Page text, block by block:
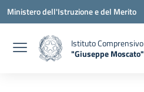
Vai ai contenuti
Vai al menu di navigazione
Vai al footer
Ministero dell'Istruzione e del Merito
Istituto Comprensivo
"Giuseppe Moscato"